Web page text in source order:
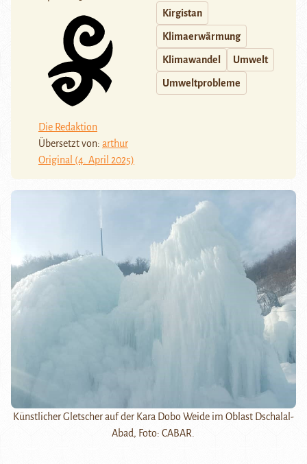
Die Redaktion
Übersetzt von: arthur
Original (4. April 2025)
Kirgistan
Klimaerwärmung
Klimawandel Umwelt
Umweltprobleme
Künstlicher Gletscher auf der Kara Dobo Weide im Oblast Dschalal-
Abad, Foto: CABAR.